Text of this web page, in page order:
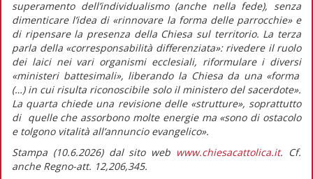
superamento dell’individualismo (anche nella fede), senza
dimenticare l’idea di«rinnovare la forma delle parrocchie» e
di ripensare la presenza della Chiesa sul territorio. La terza
parla della«corresponsabilità differenziata»: rivedere il ruolo
dei laici nei vari organismi ecclesiali, riformulare i diversi
«ministeri battesimali», liberando la Chiesa da una«forma
(…) in cui risulta riconoscibile solo il ministero del sacerdote».
La quarta chiede una revisione delle «strutture», soprattutto
di quelle che assorbono molte energie ma«sono di ostacolo
e tolgono vitalità all’annuncio evangelico».
Stampa (10.6.2026) dal sito web www.chiesacattolica.it. Cf.
anche Regno-att. 12,206,345.